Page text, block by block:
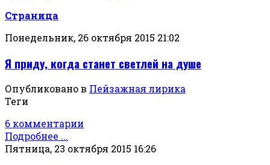
Страница
Понедельник, 26 октября 2015 21:02
Я приду, когда станет светлей на душе
Опубликовано в Пейзажная лирика
Теги
6 комментарии
Подробнее ...
Пятница, 23 октября 2015 16:26